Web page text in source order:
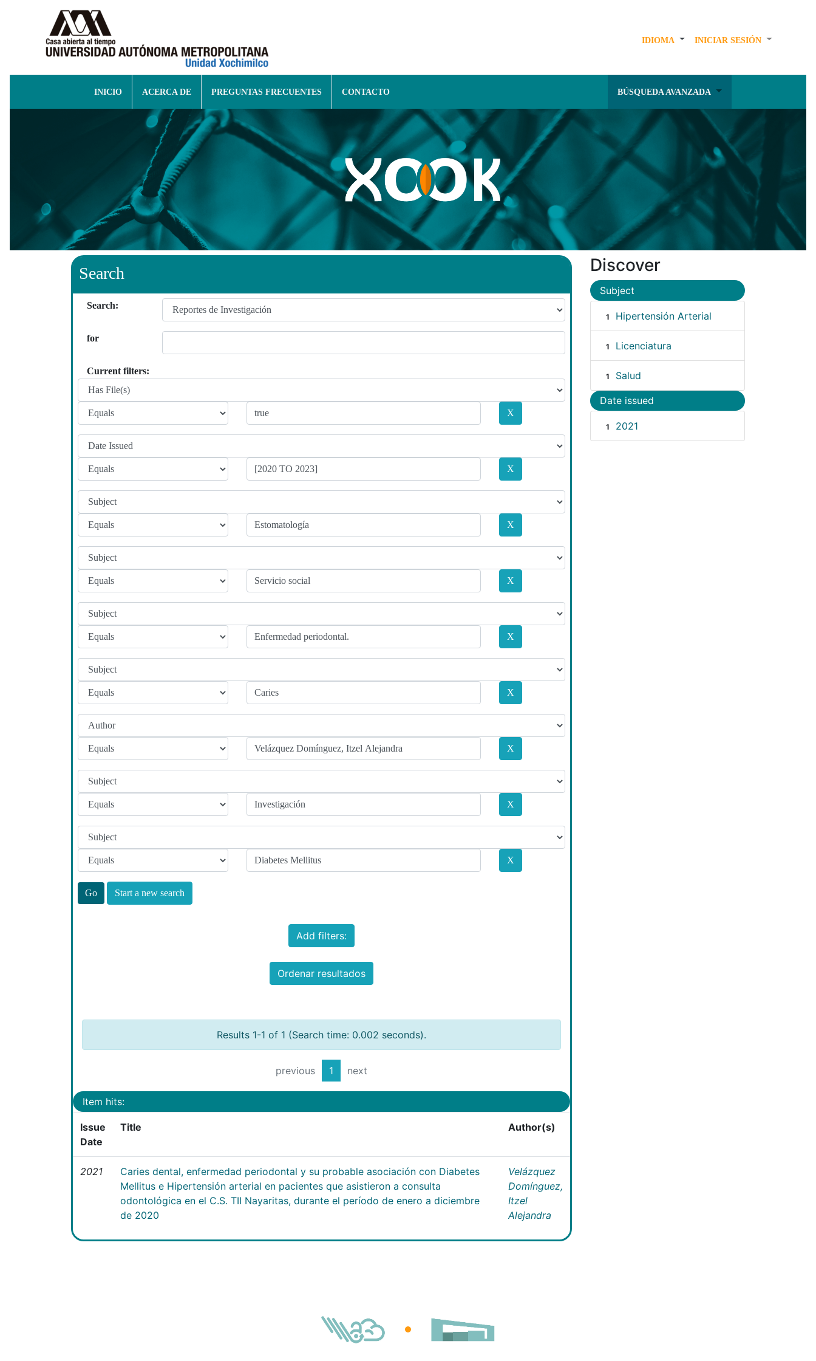
IDIOMA INICIAR SESIÓN
INICIO ACERCA DE PREGUNTAS FRECUENTES CONTACTO BÚSQUEDA AVANZADA
Search
Search:
for
Current filters:
Start a new search
Add filters:
Ordenar resultados
Results 1-1 of 1 (Search time: 0.002 seconds).
previous 1 next
Item hits:
Issue
Date
Title Author(s)
2021
Caries dental, enfermedad periodontal y su probable asociación con Diabetes
Mellitus e Hipertensión arterial en pacientes que asistieron a consulta
odontológica en el C.S. TII Nayaritas, durante el período de enero a diciembre
de 2020
Velázquez
Domínguez,
Itzel
Alejandra
Discover
Subject
1 Hipertensión Arterial
1 Licenciatura
1 Salud
Date issued
1 2021